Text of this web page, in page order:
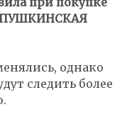
однако
следить более